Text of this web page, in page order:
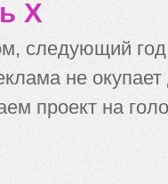
X
следующий
не
проект на